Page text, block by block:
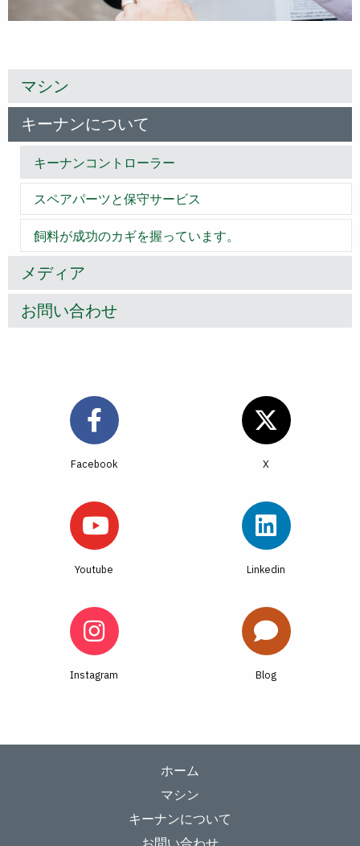
マシン
キーナンについて
キーナンコントローラー
スペアパーツと保守サービス
飼料が成功のカギを握っています。
メディア
お問い合わせ
Facebook
Youtube Linkedin
Instagram Blog
ホーム
マシン
キーナンについて